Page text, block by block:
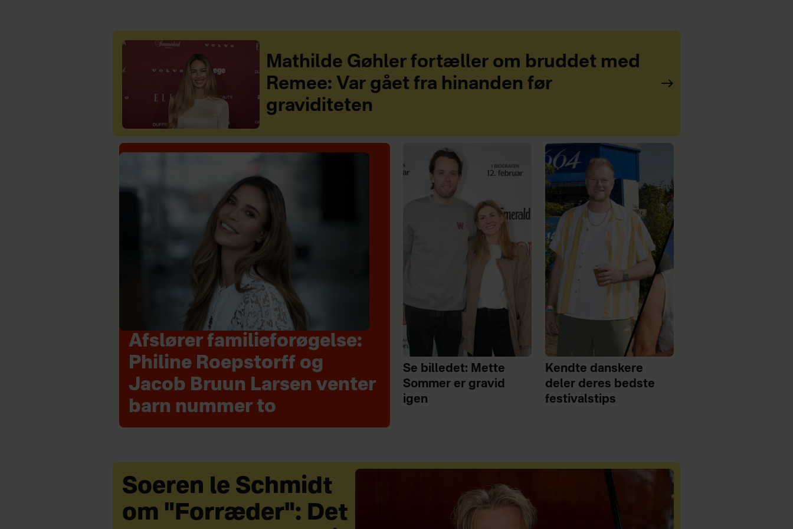
Mathilde Gøhler fortæller om bruddet med
Remee: Var gået fra hinanden før
graviditeten
Afslører familieforøgelse:
Philine Roepstorff og
Jacob Bruun Larsen venter
barn nummer to
Se billedet: Mette
Sommer er gravid
igen
Kendte danskere
deler deres bedste
festivalstips
Soeren le Schmidt
om "Forræder": Det